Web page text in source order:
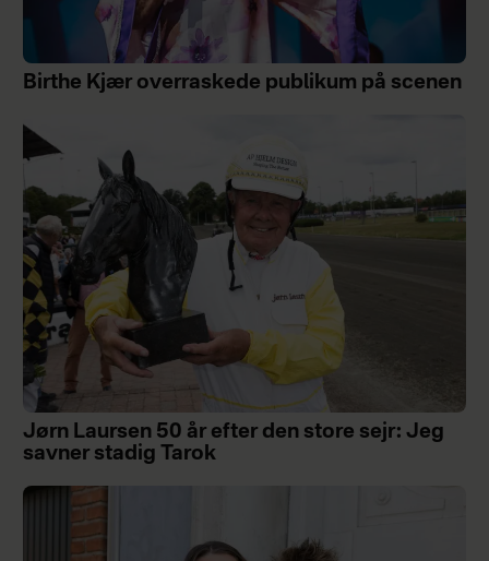
Birthe Kjær overraskede publikum på scenen
Jørn Laursen 50 år efter den store sejr: Jeg
savner stadig Tarok